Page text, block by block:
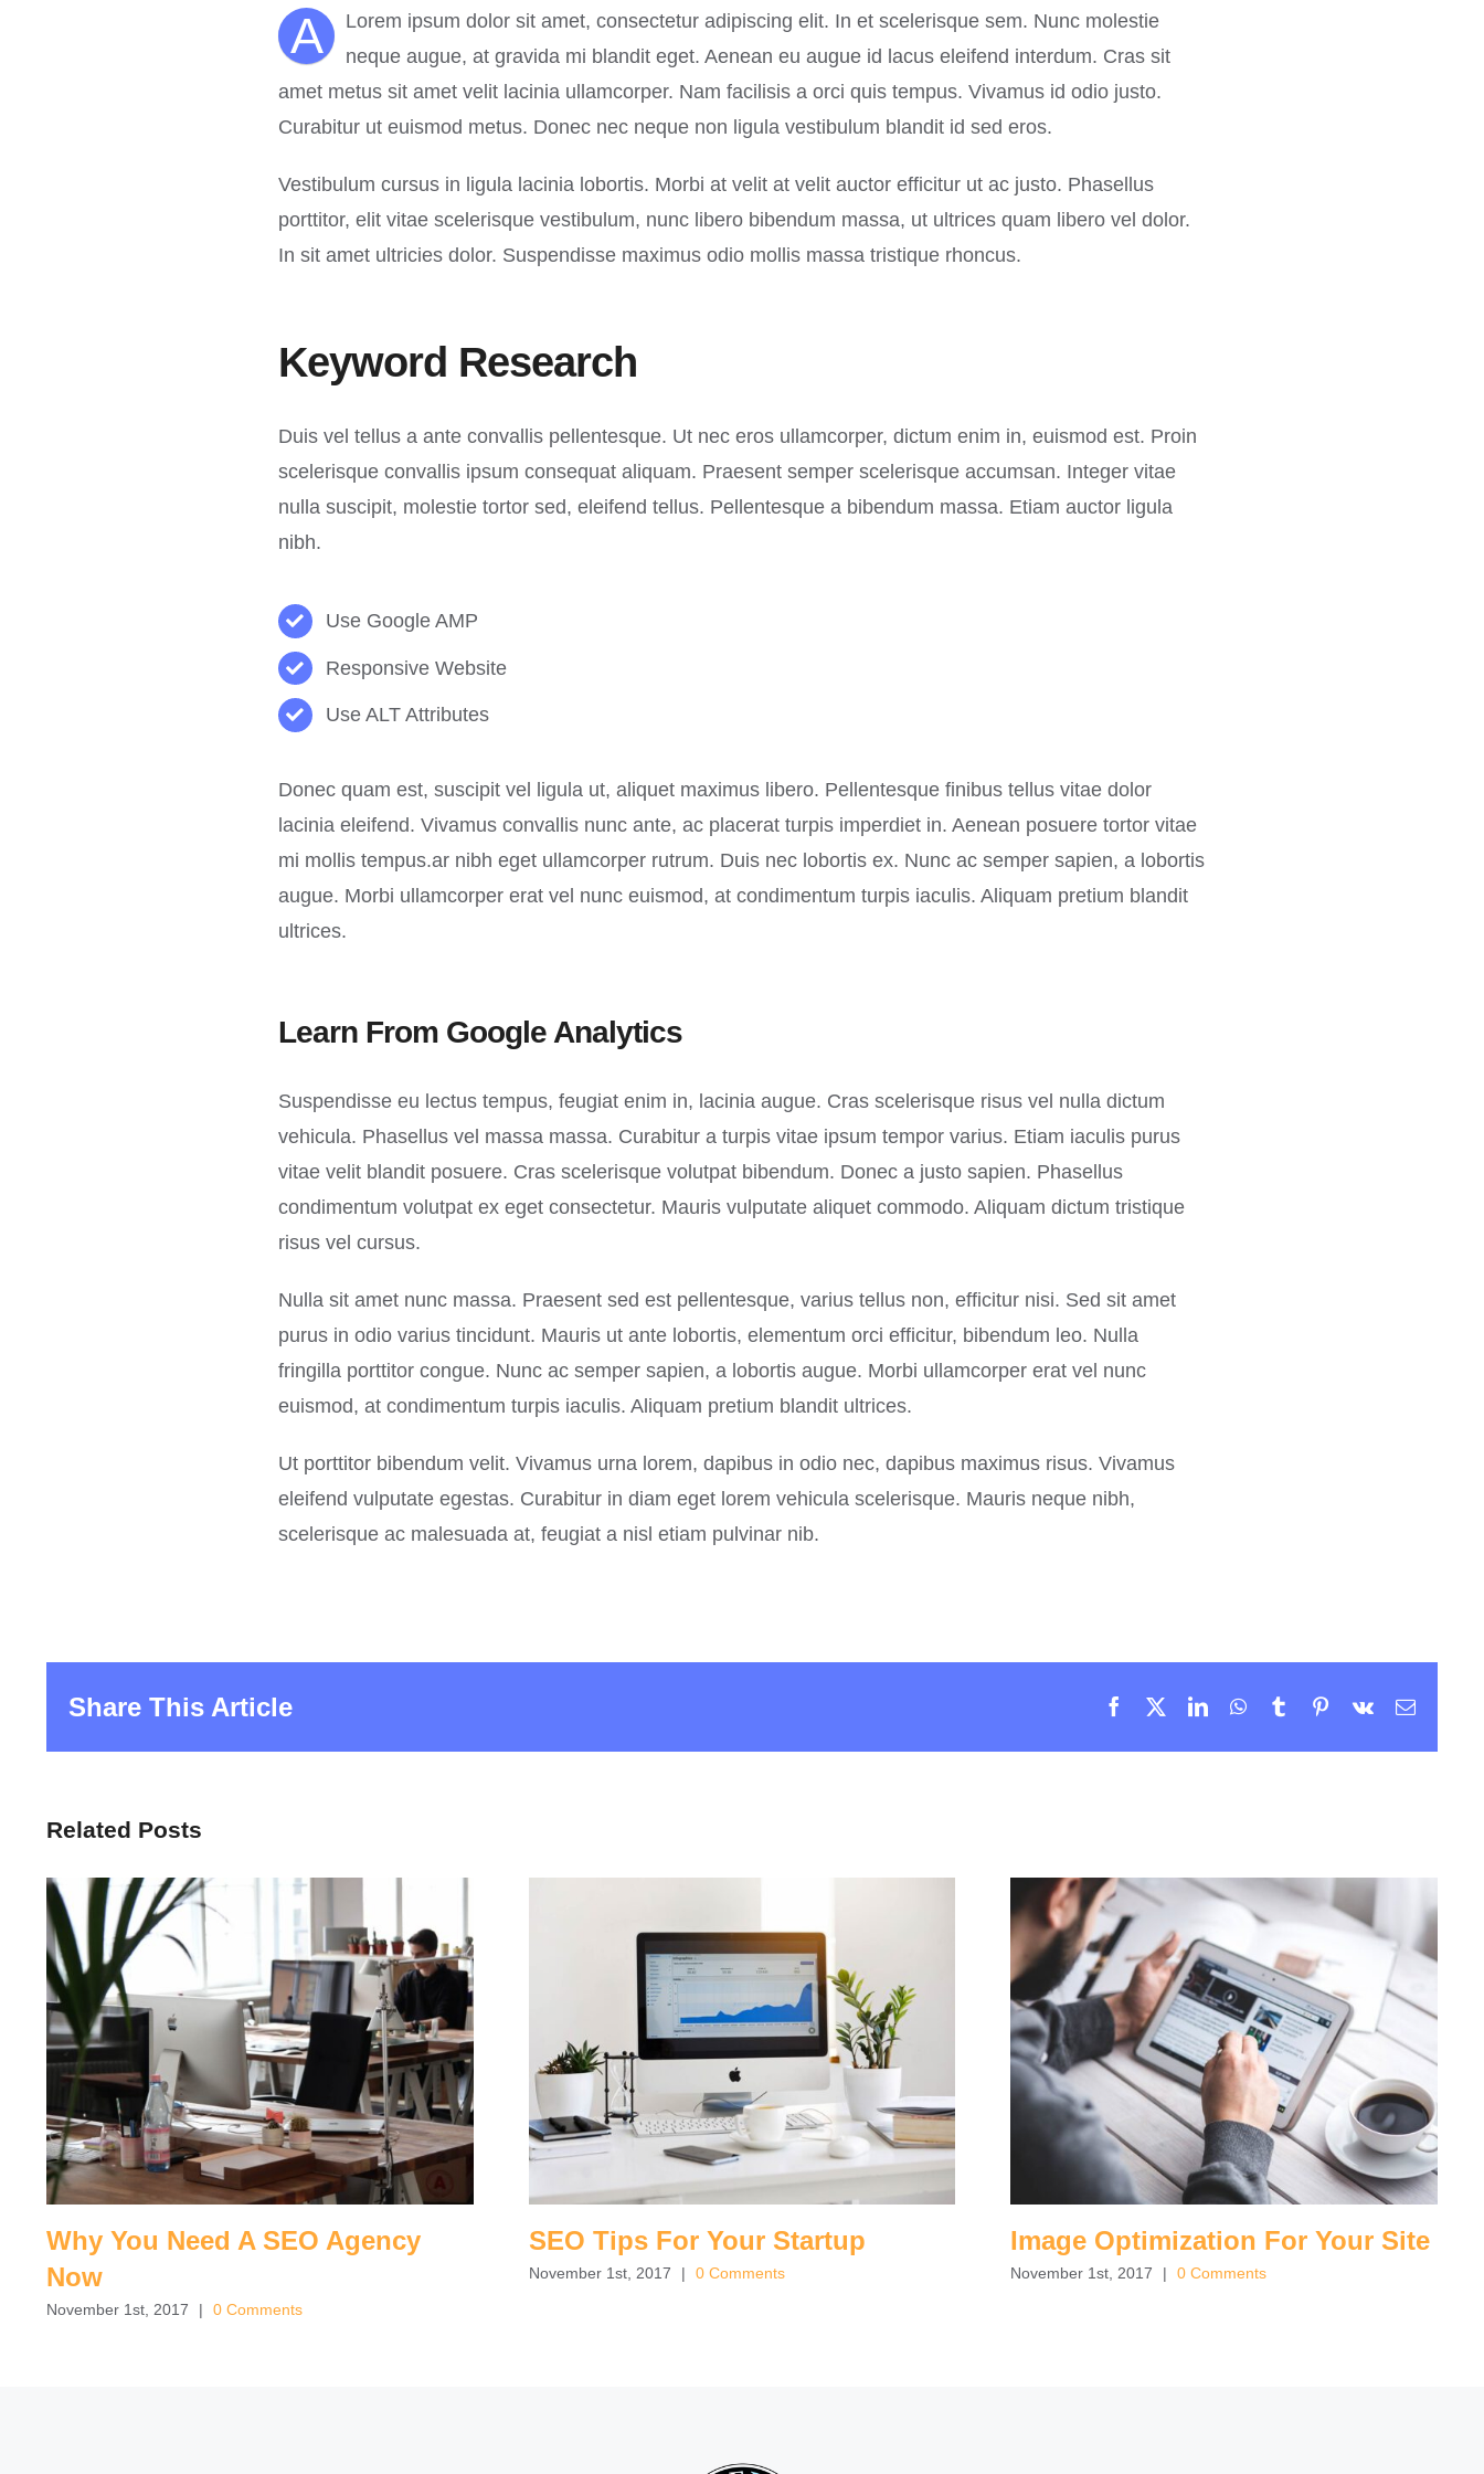
A
Lorem ipsum dolor sit amet, consectetur adipiscing elit. In et scelerisque sem. Nunc molestie
neque augue, at gravida mi blandit eget. Aenean eu augue id lacus eleifend interdum. Cras sit
amet metus sit amet velit lacinia ullamcorper. Nam facilisis a orci quis tempus. Vivamus id odio justo.
Curabitur ut euismod metus. Donec nec neque non ligula vestibulum blandit id sed eros.
Vestibulum cursus in ligula lacinia lobortis. Morbi at velit at velit auctor efficitur ut ac justo. Phasellus
porttitor, elit vitae scelerisque vestibulum, nunc libero bibendum massa, ut ultrices quam libero vel dolor.
In sit amet ultricies dolor. Suspendisse maximus odio mollis massa tristique rhoncus.
Keyword Research
Duis vel tellus a ante convallis pellentesque. Ut nec eros ullamcorper, dictum enim in, euismod est. Proin
scelerisque convallis ipsum consequat aliquam. Praesent semper scelerisque accumsan. Integer vitae
nulla suscipit, molestie tortor sed, eleifend tellus. Pellentesque a bibendum massa. Etiam auctor ligula
nibh.
Use Google AMP
Responsive Website
Use ALT Attributes
Donec quam est, suscipit vel ligula ut, aliquet maximus libero. Pellentesque finibus tellus vitae dolor
lacinia eleifend. Vivamus convallis nunc ante, ac placerat turpis imperdiet in. Aenean posuere tortor vitae
mi mollis tempus.ar nibh eget ullamcorper rutrum. Duis nec lobortis ex. Nunc ac semper sapien, a lobortis
augue. Morbi ullamcorper erat vel nunc euismod, at condimentum turpis iaculis. Aliquam pretium blandit
ultrices.
Learn From Google Analytics
Suspendisse eu lectus tempus, feugiat enim in, lacinia augue. Cras scelerisque risus vel nulla dictum
vehicula. Phasellus vel massa massa. Curabitur a turpis vitae ipsum tempor varius. Etiam iaculis purus
vitae velit blandit posuere. Cras scelerisque volutpat bibendum. Donec a justo sapien. Phasellus
condimentum volutpat ex eget consectetur. Mauris vulputate aliquet commodo. Aliquam dictum tristique
risus vel cursus.
Nulla sit amet nunc massa. Praesent sed est pellentesque, varius tellus non, efficitur nisi. Sed sit amet
purus in odio varius tincidunt. Mauris ut ante lobortis, elementum orci efficitur, bibendum leo. Nulla
fringilla porttitor congue. Nunc ac semper sapien, a lobortis augue. Morbi ullamcorper erat vel nunc
euismod, at condimentum turpis iaculis. Aliquam pretium blandit ultrices.
Ut porttitor bibendum velit. Vivamus urna lorem, dapibus in odio nec, dapibus maximus risus. Vivamus
eleifend vulputate egestas. Curabitur in diam eget lorem vehicula scelerisque. Mauris neque nibh,
scelerisque ac malesuada at, feugiat a nisl etiam pulvinar nib.
Share This Article Facebook LinkedInWhatsApp
TumblrPinterest
Vk Email
Related Posts
Why You Need A SEO Agency
Now
November 1st, 2017 | 0 Comments
SEO Tips For Your Startup
November 1st, 2017 | 0 Comments
Image Optimization For Your Site
November 1st, 2017 | 0 Comments